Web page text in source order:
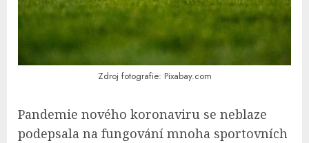
Zdroj fotografie: Pixabay.com
Pandemie nového koronaviru se neblaze
podepsala na fungování mnoha sportovních